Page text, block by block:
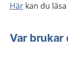
Här kan du
Var brukar